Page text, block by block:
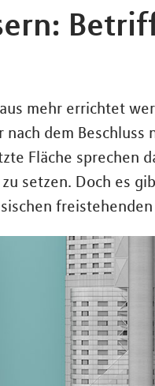
mehr errichtet
dem
Fläche sprechen
setzen. Doch es